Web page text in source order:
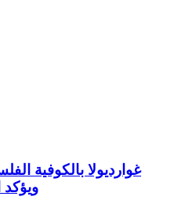
غوارديولا بالكوفية